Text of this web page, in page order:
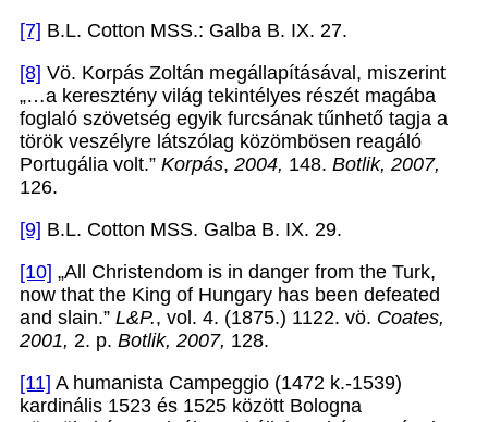
[7] B.L. Cotton MSS.: Galba B. IX. 27.
[8] Vö. Korpás Zoltán megállapításával, miszerint
„…a keresztény világ tekintélyes részét magába
foglaló szövetség egyik furcsának tűnhető tagja a
török veszélyre látszólag közömbösen reagáló
Portugália volt.” Korpás, 2004, 148. Botlik, 2007,
126.
[9] B.L. Cotton MSS. Galba B. IX. 29.
[10] „All Christendom is in danger from the Turk,
now that the King of Hungary has been defeated
and slain.” L&P., vol. 4. (1875.) 1122. vö. Coates,
2001, 2. p. Botlik, 2007, 128.
[11] A humanista Campeggio (1472 k.-1539)
kardinális 1523 és 1525 között Bologna